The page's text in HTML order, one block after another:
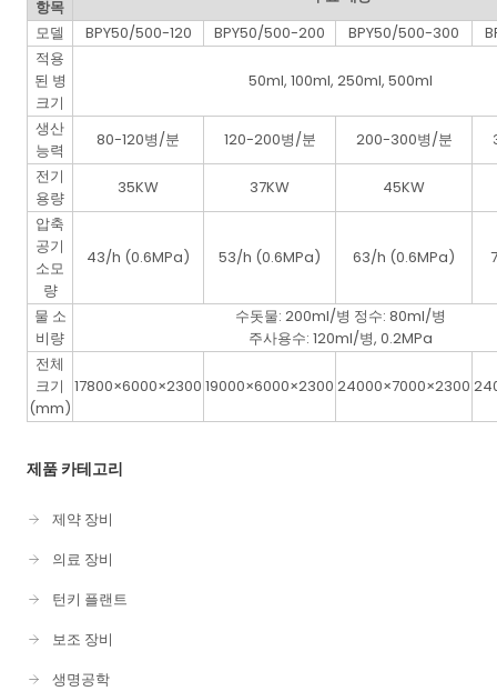
항목
모델
BPY50/500-120 BPY50/500-200 BPY50/500-300
적용
된 병
크기
50ml, 100ml, 250ml, 500ml
생산
능력
80-120병/분 120-200병/분 200-300병/분
전기
용량
35KW 37KW
45KW
압축
공기
소모
량
43/h (0.6MPa) 53/h (0.6MPa) 63/h (0.6MPa)
물 소
비량
수돗물: 200ml/병 정수: 80ml/병
주사용수: 120ml/병, 0.2MPa
전체
크기
(mm)
17800×6000×2300 19000×6000×2300 24000×7000×2300
제품 카테고리
제약 장비
의료 장비
턴키 플랜트
보조 장비
생명공학